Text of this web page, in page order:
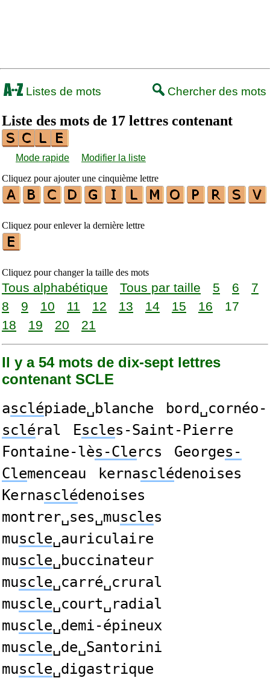
Listes de mots Chercher des mots
Liste des mots de 17 lettres contenant
Mode rapide
Modifier la liste
Cliquez pour ajouter une cinquième lettre
Cliquez pour enlever la dernière lettre
Cliquez pour changer la taille des mots
Tous alphabétique Tous par taille 5 6
7
8
9 10 11 12 13 14 15 16
17
18
19 20 21
Il y a 54 mots de dix-sept lettres
contenant SCLE
asclépiade␣blanche
bord␣cornéo-
scléral Escles-Saint-Pierre
Fontaine-lès-Clercs Georges-
Clemenceau kernasclédenoises
Kernasclédenoises
montrer␣ses␣muscles
muscle␣auriculaire
muscle␣buccinateur
muscle␣carré␣crural
muscle␣court␣radial
muscle␣demi-épineux
muscle␣de␣Santorini
muscle␣digastrique